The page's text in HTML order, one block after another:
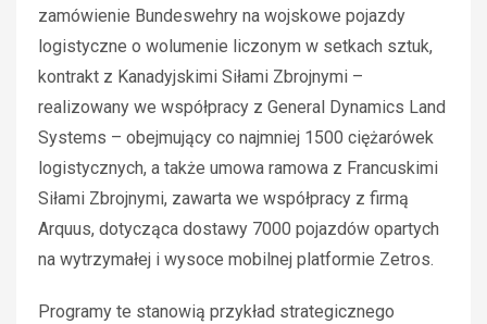
zamówienie Bundeswehry na wojskowe pojazdy
logistyczne o wolumenie liczonym w setkach sztuk,
kontrakt z Kanadyjskimi Siłami Zbrojnymi –
realizowany we współpracy z General Dynamics Land
Systems – obejmujący co najmniej 1500 ciężarówek
logistycznych, a także umowa ramowa z Francuskimi
Siłami Zbrojnymi, zawarta we współpracy z firmą
Arquus, dotycząca dostawy 7000 pojazdów opartych
na wytrzymałej i wysoce mobilnej platformie Zetros.
Programy te stanowią przykład strategicznego